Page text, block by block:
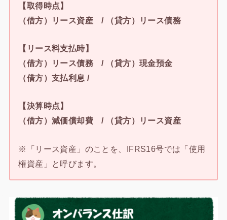
【取得時点】
（借方）リース資産 / （貸方）リース債務
【リース料支払時】
（借方）リース債務 / （貸方）現金預金
（借方）支払利息 /
【決算時点】
（借方）減価償却費 / （貸方）リース資産
※「リース資産」のことを、IFRS16号では「使用
権資産」と呼びます。